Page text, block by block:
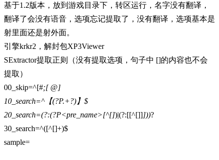
基于1.2版本，放到游戏目录下，转区运行，名字没有翻译，
翻译了会没有语音，选项忘记提取了，没有翻译，选项基本是
射里面还是射外面。
引擎krkr2，解封包XP3Viewer
SExtractor提取正则（没有提取选项，句子中 []的内容也不会
提取）
00_skip=^[#;[ @]
10_search=^【(?P.+?)】$
20_search=(?:(?P<pre_name>[^[])|(?:[[^[]]]))?
30_search=^([^[]+)$
sample=